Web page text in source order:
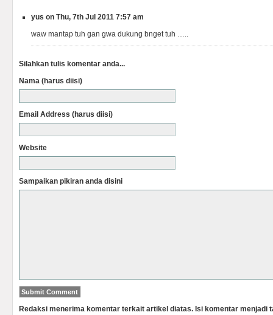
yus on Thu, 7th Jul 2011 7:57 am
waw mantap tuh gan gwa dukung bnget tuh …..
Silahkan tulis komentar anda...
Nama (harus diisi)
Email Address (harus diisi)
Website
Sampaikan pikiran anda disini
Redaksi menerima komentar terkait artikel diatas. Isi komentar menjadi